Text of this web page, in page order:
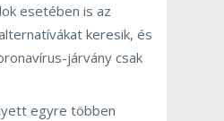
esetében is az
keresik, és
járvány csak
egyre többen